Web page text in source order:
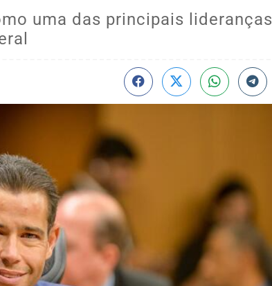
uma das principais lideranças